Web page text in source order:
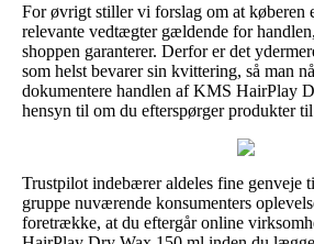
For øvrigt stiller vi forslag om at køberen
relevante vedtægter gældende for
shoppen garanterer. Derfor er det
som helst bevarer sin kvittering, så man
dokumentere handlen af KMS HairPlay
hensyn til om du efterspørger produkter
Trustpilot indebærer aldeles fine genveje
gruppe nuværende konsumenters
foretrække, at du eftergår online